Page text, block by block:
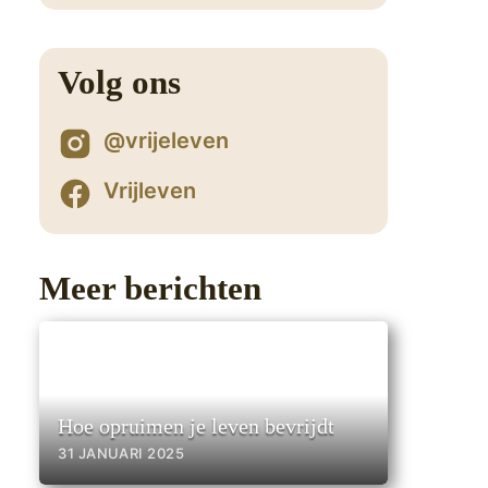
Volg ons
@vrijeleven
Vrijleven
Meer berichten
Hoe opruimen je leven bevrijdt
31 JANUARI 2025